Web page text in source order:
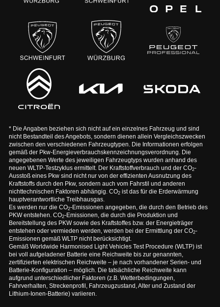
* Die Angaben beziehen sich nicht auf ein einzelnes Fahrzeug und sind
nicht Bestandteil des Angebots, sondern dienen allein Vergleichszwecken
zwischen den verschiedenen Fahrzeugtypen. Die Informationen erfolgen
gemäß der Pkw-Energieverbrauchskennzeichnungsverordnung. Die
angegebenen Werte des jeweiligen Fahrzeugtyps wurden anhand des
neuen WLTP-Testzyklus ermittelt. Der Kraftstoffverbrauch und der CO2-
Ausstoß eines Pkw sind nicht nur von der effizienten Ausnutzung des
Kraftstoffs durch den Pkw, sondern auch vom Fahrstil und anderen
nichttechnischen Faktoren abhängig. CO2ist das für die Erderwärmung
hauptverantwortliche Treibhausgas.
Es werden nur die CO2-Emissionen angegeben, die durch den Betrieb des
PKW entstehen. CO2-Emissionen, die durch die Produktion und
Bereitstellung des PKW sowie des Kraftstoffes bzw. der Energieträger
entstehen oder vermieden werden, werden bei der Ermittlung der CO2-
Emissionen gemäß WLTP nicht berücksichtigt.
Gemäß Worldwide Harmonised Light Vehicles Test Procedure (WLTP) ist
bei voll aufgeladener Batterie eine Reichweite bis zur genannten,
zertifizierten elektrischen Reichweite – je nach vorhandener Serien- und
Batterie-Konfiguration – möglich. Die tatsächliche Reichweite kann
aufgrund unterschiedlicher Faktoren (z.B. Wetterbedingungen,
Fahrverhalten, Streckenprofil, Fahrzeugzustand, Alter und Zustand der
Lithium-Ionen-Batterie) variieren.